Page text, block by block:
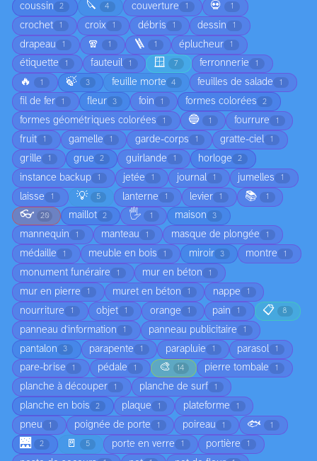
coussin 2 🔪 4 couverture 1 💀 1
crochet 1 croix 1 débris 1 dessin 1
drapeau 1 🧣 1 🪜 1 éplucheur 1
étiquette 1 fauteuil 1 🪟 7 ferronnerie 1
🔥 1 🍃 3 feuille morte 4 feuilles de salade 1
fil de fer 1 fleur 3 foin 1 formes colorées 2
formes géométriques colorées 1 🔵 1 fourrure 1
fruit 1 gamelle 1 garde-corps 1 gratte-ciel 1
grille 1 grue 2 guirlande 1 horloge 2
instance backup 1 jetée 1 journal 1 jumelles 1
laisse 1 💡 5 lanterne 1 levier 1 📚 1
👓 20 maillot 2 🖐️ 1 maison 3
mannequin 1 manteau 1 masque de plongée 1
médaille 1 meuble en bois 1 miroir 3 montre 1
monument funéraire 1 mur en béton 1
mur en pierre 1 muret en béton 1 nappe 1
nourriture 1 objet 1 orange 1 pain 1 📋 8
panneau d'information 1 panneau publicitaire 1
pantalon 3 parapente 1 parapluie 1 parasol 1
pare-brise 1 pédale 1 🎨 14 pierre tombale 1
planche à découper 1 planche de surf 1
planche en bois 2 plaque 1 plateforme 1
pneu 1 poignée de porte 1 poireau 1 🐟 1
🌉 2 🚪 5 porte en verre 1 portière 1